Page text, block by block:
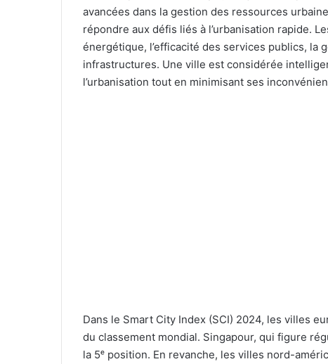
avancées dans la gestion des ressources
répondre aux défis liés à l’urbanisation rapide.
énergétique, l’efficacité des services publics, la
infrastructures. Une ville est considérée
l’urbanisation tout en minimisant ses
Dans le Smart City Index (SCI) 2024, les villes
du classement mondial. Singapour, qui figure
la 5ᵉ position. En revanche, les villes nord-